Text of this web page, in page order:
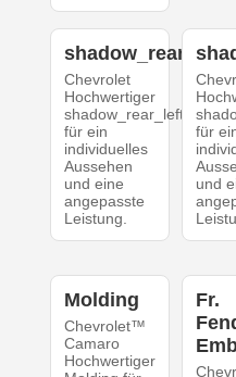
shadow_rear_left
Chevrolet
Hochwertiger
shadow_rear_left
für ein
individuelles
Aussehen
und eine
angepasste
Leistung.
für
und
Molding
Chevrolet™
Camaro
Hochwertiger
Fr.